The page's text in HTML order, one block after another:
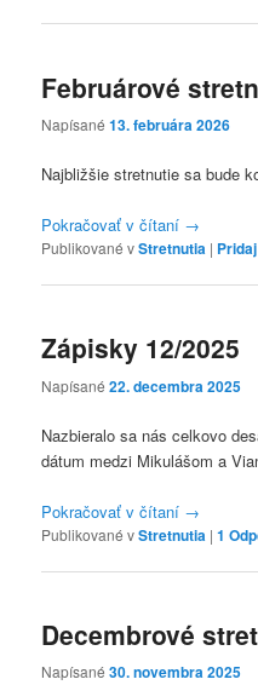
Februárové
Napísané13. februára 2026
Najbližšie stretnutie sa bude
Pokračovať v čítaní →
Publikované vStretnutia |
Zápisky 12/2025
Napísané22. decembra 2025
Nazbieralo sa nás celkovo
dátum medzi Mikulášom a
Pokračovať v čítaní →
Publikované vStretnutia |1
Decembrové
Napísané30. novembra 2025